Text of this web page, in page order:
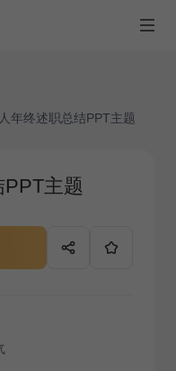
年终述职总结PPT主题
主题